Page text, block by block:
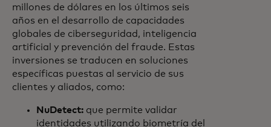
millones de dólares en los últimos seis
años en el desarrollo de capacidades
globales de ciberseguridad, inteligencia
artificial y prevención del fraude. Estas
inversiones se traducen en soluciones
específicas puestas al servicio de sus
clientes y aliados, como:
NuDetect: que permite validar
identidades utilizando biometría del